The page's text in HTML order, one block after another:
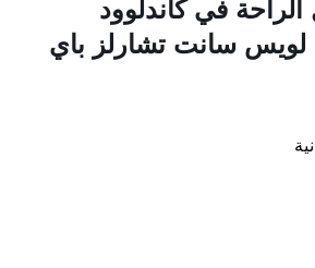
الراحة في كاندلوود
سانت تشارلز باي